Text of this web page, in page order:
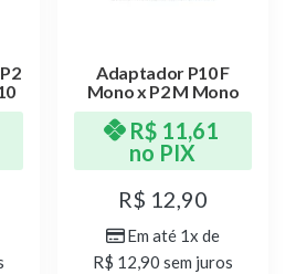
Adaptador P10 F
Mono x P2 M Mono
R$ 12,90
Em até 1x de
R$ 12,90 sem juros
R$11,61
no PIX